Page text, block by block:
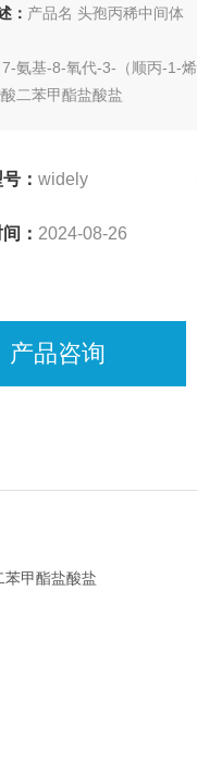
： 产品名 头孢丙稀中间体
氨基-8-氧代-3-（顺丙-1-
二苯甲酯盐酸盐
号：widely
： 2024-08-26
产品咨询
甲酯盐酸盐